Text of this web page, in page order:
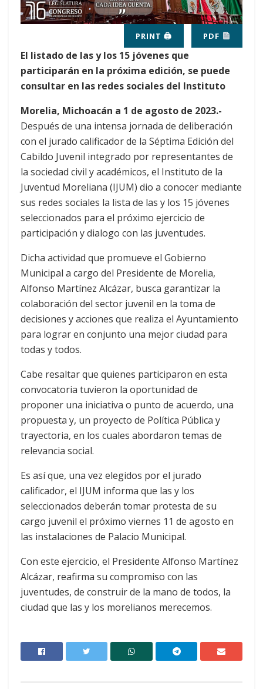
PRINT 🖨 PDF
El listado de las y los 15 jóvenes que
participarán en la próxima edición, se puede
consultar en las redes sociales del Instituto
Morelia, Michoacán a 1 de agosto de 2023.-
Después de una intensa jornada de deliberación
con el jurado calificador de la Séptima Edición del
Cabildo Juvenil integrado por representantes de
la sociedad civil y académicos, el Instituto de la
Juventud Moreliana (IJUM) dio a conocer mediante
sus redes sociales la lista de las y los 15 jóvenes
seleccionados para el próximo ejercicio de
participación y dialogo con las juventudes.
Dicha actividad que promueve el Gobierno
Municipal a cargo del Presidente de Morelia,
Alfonso Martínez Alcázar, busca garantizar la
colaboración del sector juvenil en la toma de
decisiones y acciones que realiza el Ayuntamiento
para lograr en conjunto una mejor ciudad para
todas y todos.
Cabe resaltar que quienes participaron en esta
convocatoria tuvieron la oportunidad de
proponer una iniciativa o punto de acuerdo, una
propuesta y, un proyecto de Política Pública y
trayectoria, en los cuales abordaron temas de
relevancia social.
Es así que, una vez elegidos por el jurado
calificador, el IJUM informa que las y los
seleccionados deberán tomar protesta de su
cargo juvenil el próximo viernes 11 de agosto en
las instalaciones de Palacio Municipal.
Con este ejercicio, el Presidente Alfonso Martínez
Alcázar, reafirma su compromiso con las
juventudes, de construir de la mano de todos, la
ciudad que las y los morelianos merecemos.